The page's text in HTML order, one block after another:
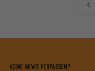
Keine News verpassen?